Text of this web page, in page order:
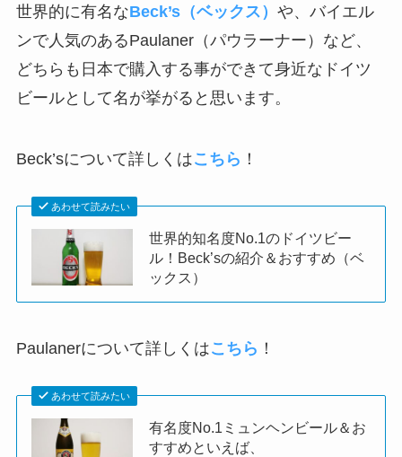
世界的に有名なBeck’s（ベックス） や、バイエル
ンで人気のあるPaulaner（パウラーナー）など、
どちらも日本で購入する事ができて身近なドイツ
ビールとして名が挙がると思います。
Beck’sについて詳しくはこちら ！
あわせて読みたい
世界的知名度No.1のドイツビー
ル！Beck’sの紹介＆おすすめ（ベ
ックス）
Paulanerについて詳しくはこちら ！
あわせて読みたい
有名度No.1ミュンヘンビール＆お
すすめといえば、